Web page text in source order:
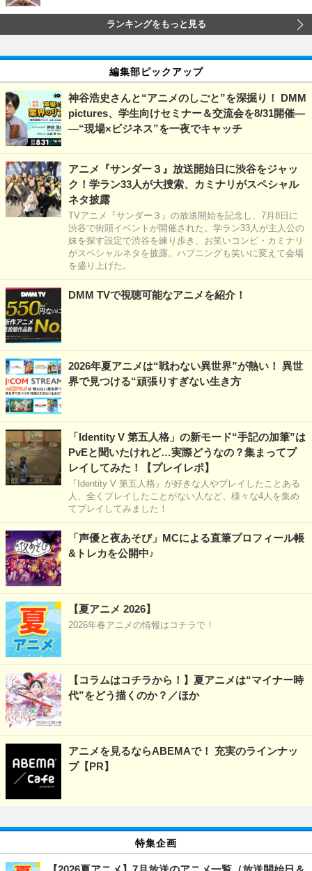
ランキングをもっと見る
編集部ピックアップ
神谷浩史さんと“アニメのしごと”を深掘り！ DMM
pictures、学生向けセミナー＆交流会を8/31開催―
―“現場×ビジネス”を一夜でキャッチ
アニメ『サンダー３』放送開始日に渋谷をジャッ
ク！学ラン33人が大捜索、カミナリがスペシャル
ネタ披露
TVアニメ『サンダー３』の放送開始を記念し、7月8日に
渋谷で街頭イベントが開催された。学ラン33人が主人公の
妹を探す設定で渋谷を練り歩き、お笑いコンビ・カミナリ
がスペシャルネタを披露。ハプニングも笑いに変えて会場
を盛り上げた。
DMM TVで視聴可能なアニメを紹介！
2026年夏アニメは“戦わない異世界”が熱い！ 異世
界で見つける“頑張りすぎない生き方
「Identity V 第五人格」の新モード“手記の加筆”は
PvEと聞いたけれど…実際どうなの？集まってプ
レイしてみた！【プレイレポ】
『Identity V 第五人格』が好きな人やプレイしたことある
人、全くプレイしたことがない人など、様々な4人を集め
てプレイしてみました！
「声優と夜あそび」MCによる直筆プロフィール帳
&トレカを公開中♪
【夏アニメ 2026】
2026年春アニメの情報はコチラで！
【コラムはコチラから！】夏アニメは“マイナー時
代”をどう描くのか？／ほか
アニメを見るならABEMAで！ 充実のラインナッ
プ【PR】
特集企画